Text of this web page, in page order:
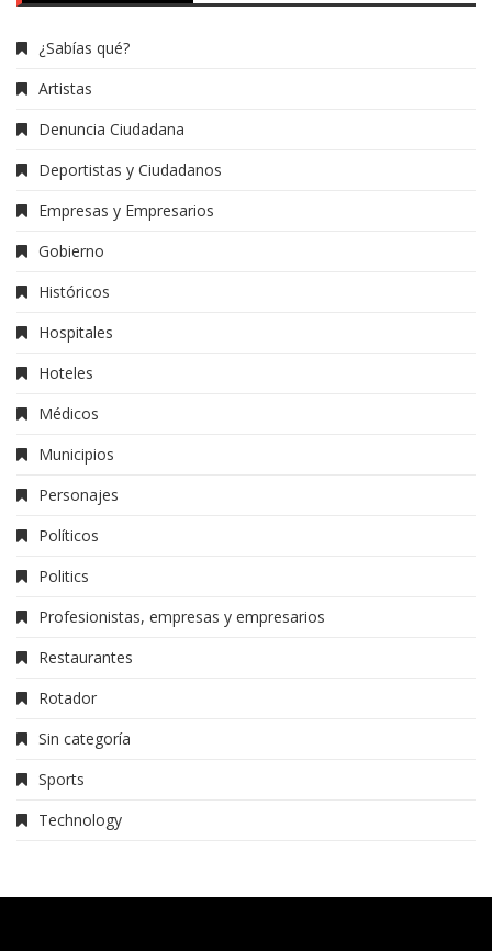
¿Sabías qué?
Artistas
Denuncia Ciudadana
Deportistas y Ciudadanos
Empresas y Empresarios
Gobierno
Históricos
Hospitales
Hoteles
Médicos
Municipios
Personajes
Políticos
Politics
Profesionistas, empresas y empresarios
Restaurantes
Rotador
Sin categoría
Sports
Technology